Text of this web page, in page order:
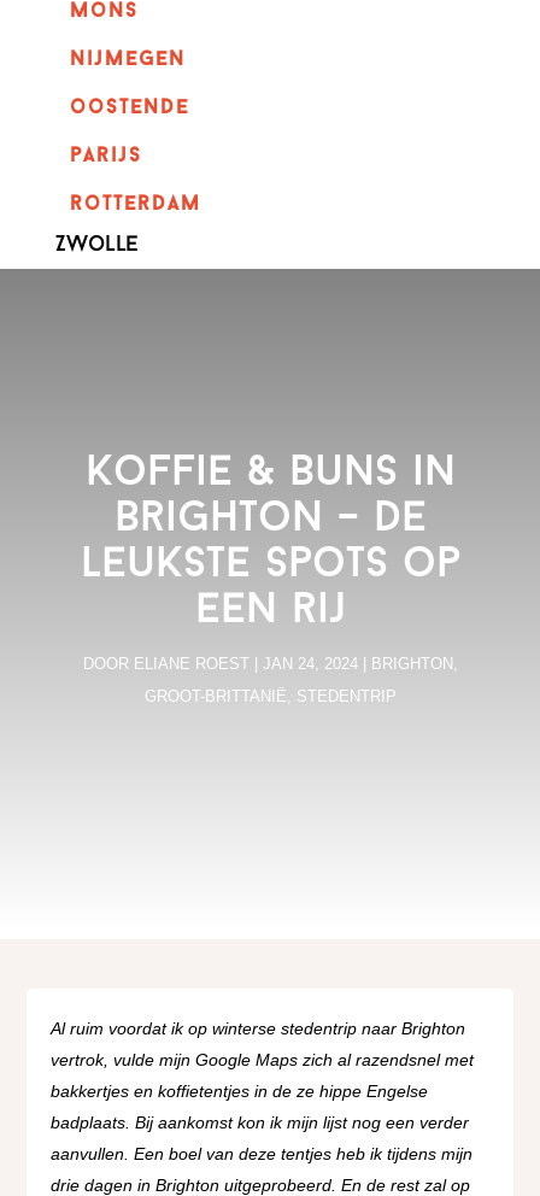
mons
nijmegen
oostende
parijs
rotterdam
Zwolle
Koffie & Buns in
Brighton – de
leukste spots op
een rij
DOOR ELIANE ROEST| JAN 24, 2024| BRIGHTON
GROOT-BRITTANIË
STEDENTRIP
Al ruim voordat ik op winterse stedentrip naar Brighton
vertrok, vulde mijn Google Maps zich al razendsnel met
bakkertjes en koffietentjes in de ze hippe Engelse
badplaats. Bij aankomst kon ik mijn lijst nog een verder
aanvullen. Een boel van deze tentjes heb ik tijdens mijn
drie dagen in Brighton uitgeprobeerd. En de rest zal op